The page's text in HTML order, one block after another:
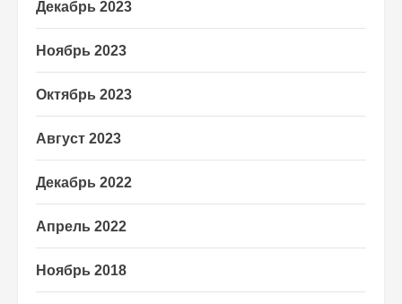
Декабрь 2023
Ноябрь 2023
Октябрь 2023
Август 2023
Декабрь 2022
Апрель 2022
Ноябрь 2018